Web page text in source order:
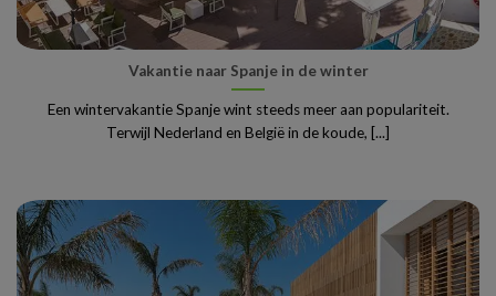
Vakantie naar Spanje in de winter
Een wintervakantie Spanje wint steeds meer aan populariteit.
Terwijl Nederland en België in de koude, [...]